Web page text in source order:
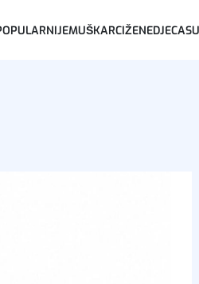
MUŠKARCIŽENEDJECA